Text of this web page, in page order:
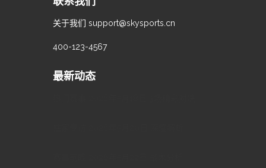
关于我们 support@skysports.cn
400-123-4567
最新动态